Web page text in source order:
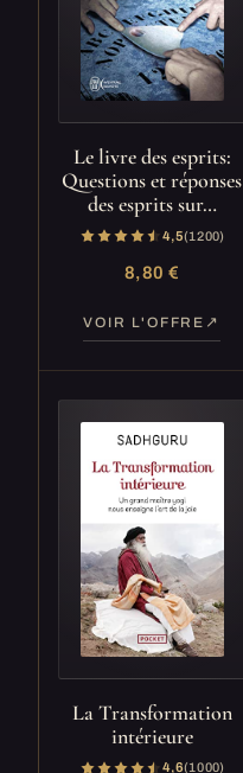
Le livre des esprits:
Questions et réponses
des esprits sur…
4,5(1 200)
8,80 €
VOIR L'OFFRE
La Transformation
intérieure
4,6(1 000)